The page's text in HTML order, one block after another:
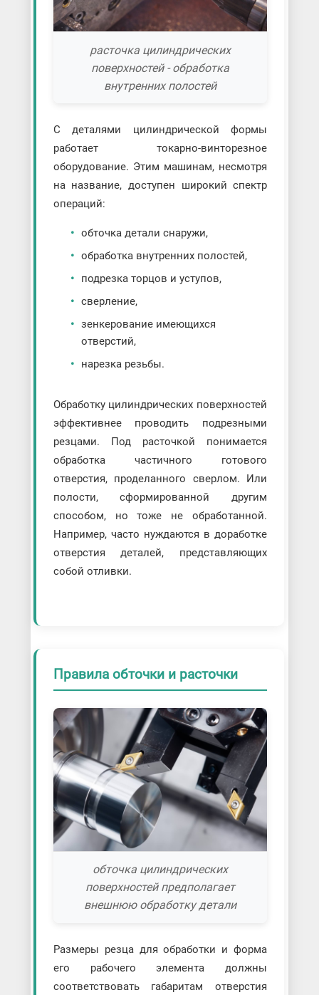
расточка цилиндрических
поверхностей - обработка
внутренних полостей
С деталями цилиндрической формы
работает токарно-винторезное
оборудование. Этим машинам, несмотря
на название, доступен широкий спектр
операций:
обточка детали снаружи,
обработка внутренних полостей,
подрезка торцов и уступов,
сверление,
зенкерование имеющихся
отверстий,
нарезка резьбы.
Обработку цилиндрических поверхностей
эффективнее проводить подрезными
резцами. Под расточкой понимается
обработка частичного готового
отверстия, проделанного сверлом. Или
полости, сформированной другим
способом, но тоже не обработанной.
Например, часто нуждаются в доработке
отверстия деталей, представляющих
собой отливки.
Правила обточки и расточки
обточка цилиндрических
поверхностей предполагает
внешнюю обработку детали
Размеры резца для обработки и форма
его рабочего элемента должны
соответствовать габаритам отверстия